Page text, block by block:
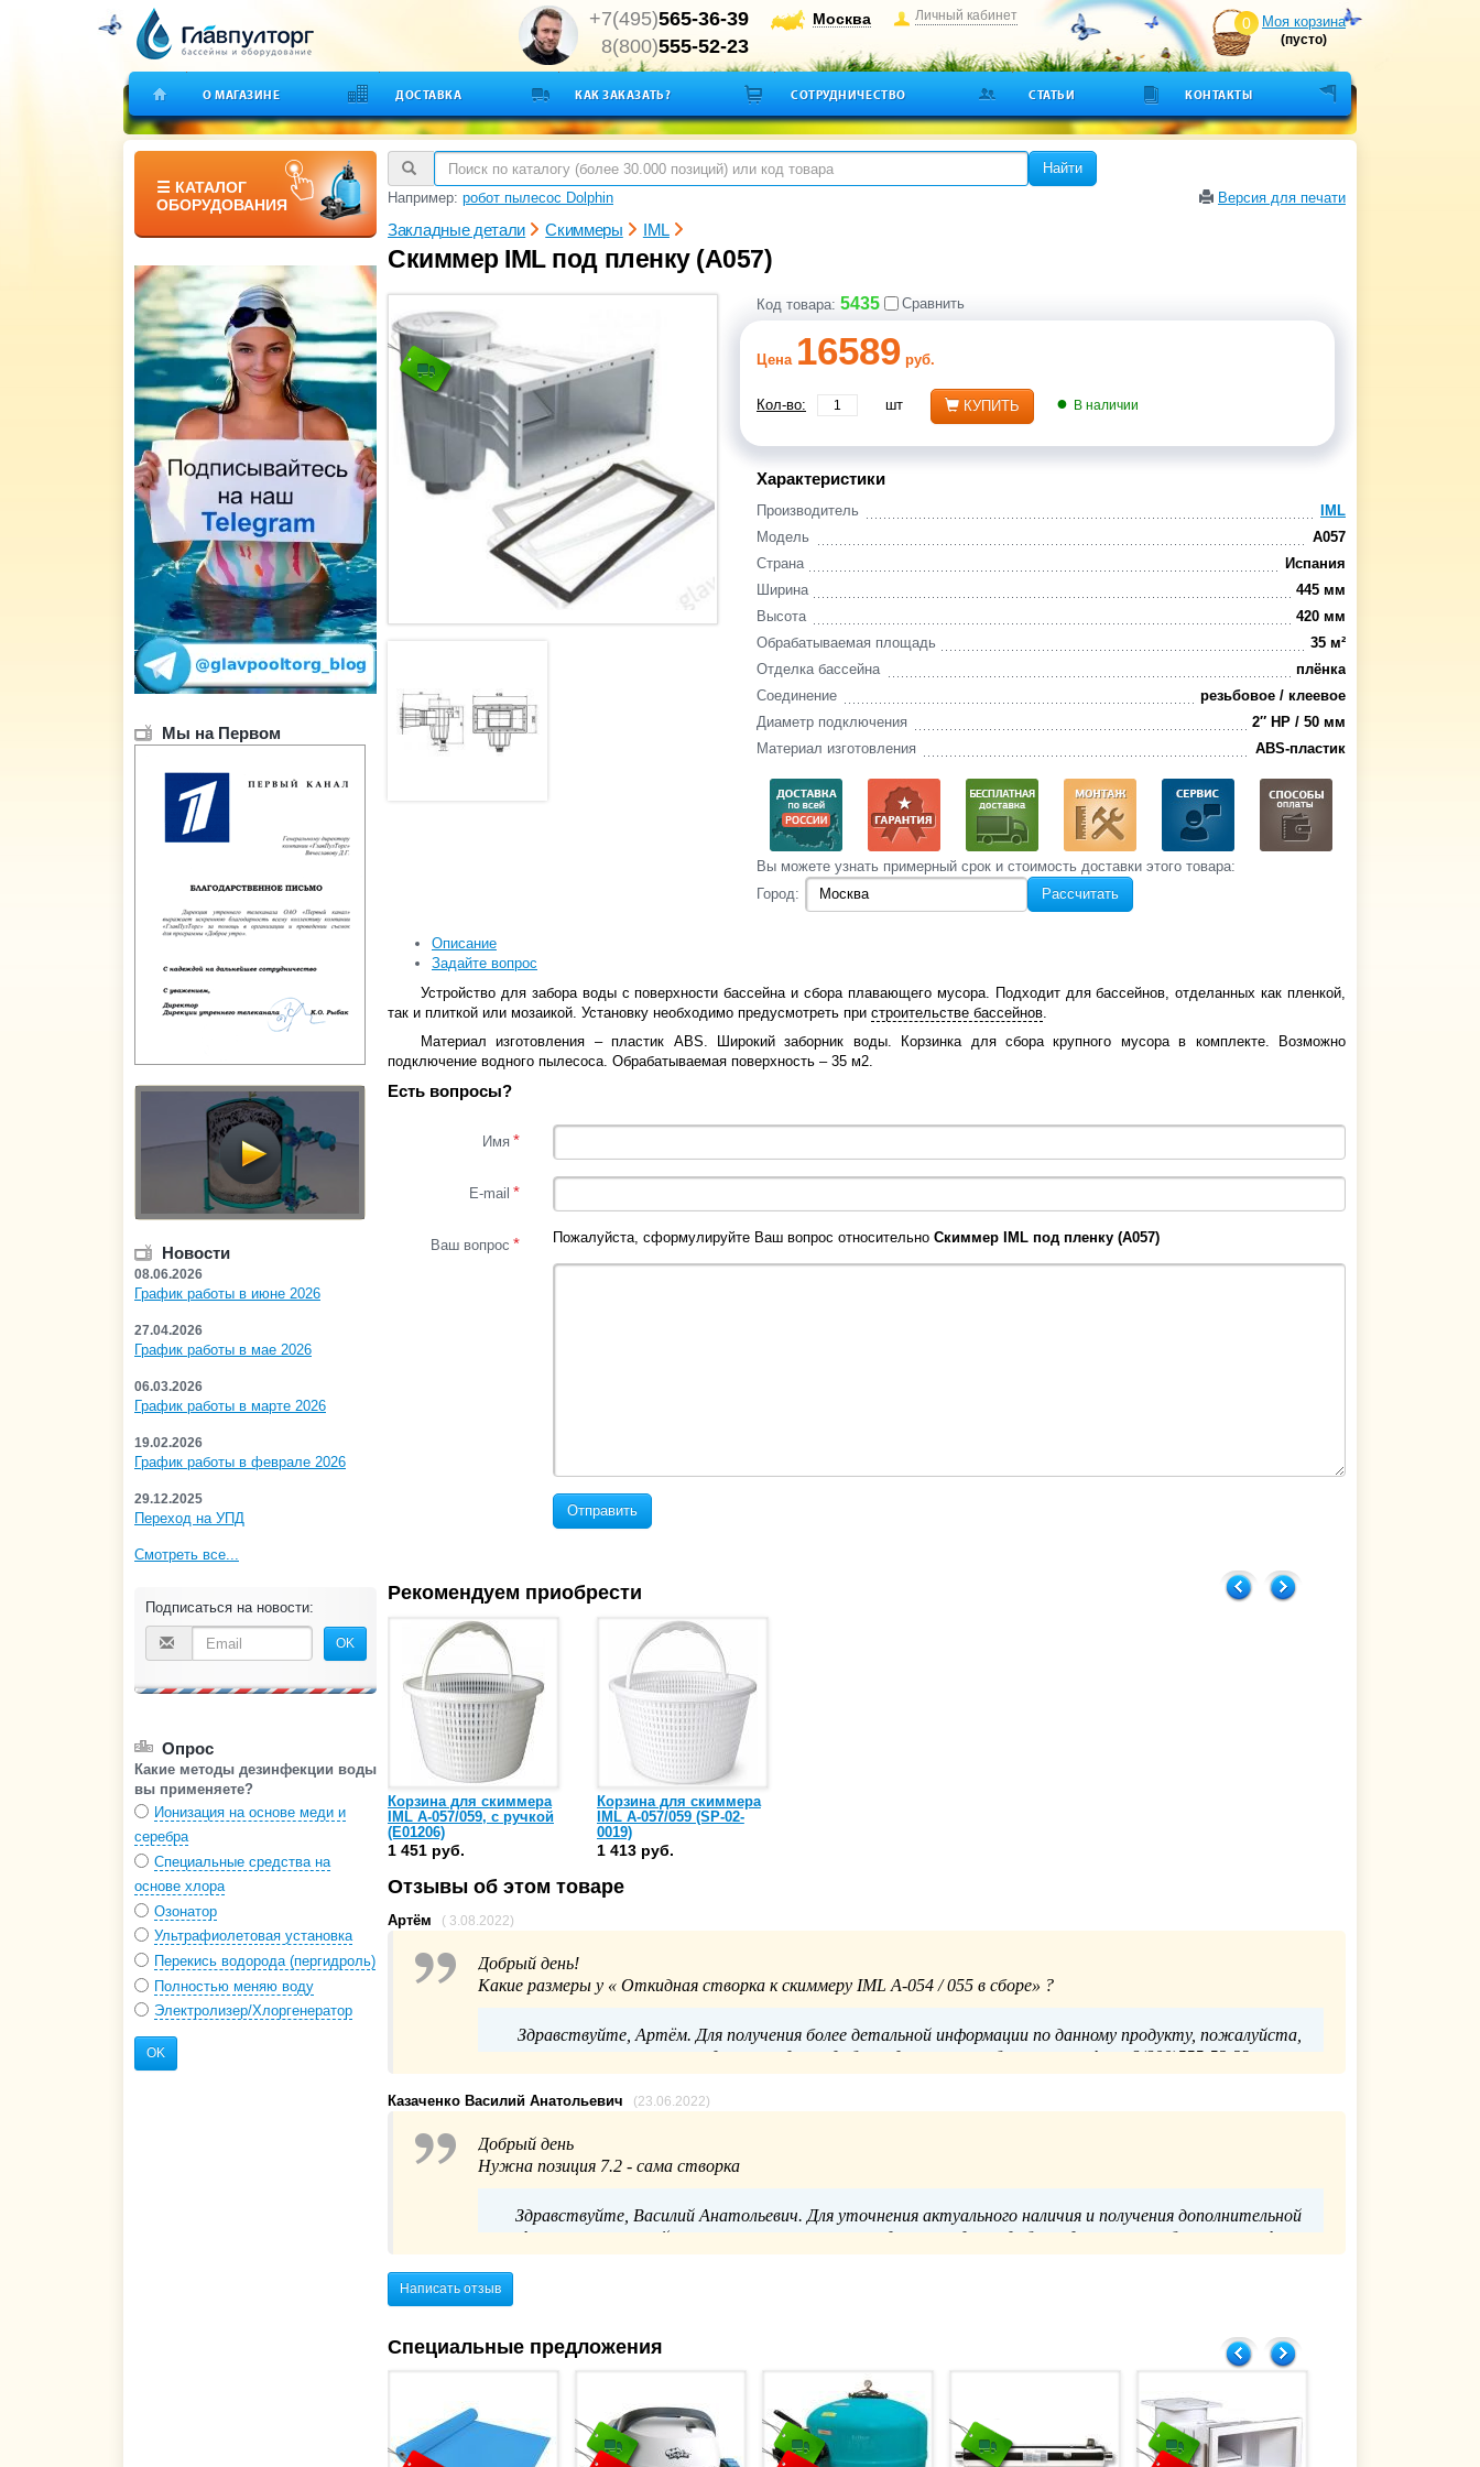
+7(495)565-36-39
8(800)555-52-23
Москва Личный кабинет 0 Моя корзина
(пусто)
О МАГАЗИНЕ ДОСТАВКА КАК ЗАКАЗАТЬ? СОТРУДНИЧЕСТВО СТАТЬИ КОНТАКТЫ
☰ КАТАЛОГ
ОБОРУДОВАНИЯ
Мы на Первом
Новости
08.06.2026
График работы в июне 2026
27.04.2026
График работы в мае 2026
06.03.2026
График работы в марте 2026
19.02.2026
График работы в феврале 2026
29.12.2025
Переход на УПД
Смотреть все...
Подписаться на новости:
OK
Опрос
Какие методы дезинфекции воды
вы применяете?
Ионизация на основе меди и
серебра
Специальные средства на
основе хлора
Озонатор
Ультрафиолетовая установка
Перекись водорода (пергидроль)
Полностью меняю воду
Электролизер/Хлоргенератор
OK
Найти
Например: робот пылесос Dolphin Версия для печати
Закладные детали Скиммеры IML
Скиммер IML под пленку (А057)
Код товара: 5435 Сравнить
Цена 16589 руб.
Кол-во: шт КУПИТЬ В наличии
Характеристики
IML
Производитель
А057
Модель
Испания
Страна
445 мм
Ширина
420 мм
Высота
35 м²
Обрабатываемая площадь
плёнка
Отделка бассейна
резьбовое / клеевое
Соединение
2″ НР / 50 мм
Диаметр подключения
ABS-пластик
Материал изготовления
Вы‌ можете‌ узнать‌ примерный срок и стоимость‌ доставки этого товара:
Город:
Рассчитать
Описание
Задайте вопрос
Устройство для забора воды с поверхности бассейна и сбора плавающего мусора. Подходит для бассейнов, отделанных как пленкой,
так и плиткой или мозаикой. Установку необходимо предусмотреть при строительстве бассейнов.
Материал изготовления – пластик ABS. Широкий заборник воды. Корзинка для сбора крупного мусора в комплекте. Возможно
подключение водного пылесоса. Обрабатываемая поверхность – 35 м2.
Есть вопросы?
Имя *
E-mail *
Ваш вопрос * Пожалуйста, сформулируйте Ваш вопрос относительно Скиммер IML под пленку (А057)
Отправить
Рекомендуем приобрести
Корзина для скиммера
IML A-057/059, с ручкой
(E01206)
1 451 руб.
Корзина для скиммера
IML A-057/059 (SP-02-
0019)
1 413 руб.
Отзывы об этом товаре
Артём ( 3.08.2022)
Добрый день!
Какие размеры у « Откидная створка к скиммеру IML A-054 / 055 в сборе» ?
Здравствуйте, Артём. Для получения более детальной информации по данному продукту, пожалуйста,
свяжитесь с нашим отделом продаж удобным для вас способом: по телефону 8(800)555-52-23 или по
электронной почте info@glavpooltorg.su.
Главпулторг
Казаченко Василий Анатольевич (23.06.2022)
Добрый день
Нужна позиция 7.2 - сама створка
Здравствуйте, Василий Анатольевич. Для уточнения актуального наличия и получения дополнительной
информации, пожалуйста, свяжитесь с нашим отделом продаж удобным для вас способом: по телефону
8(800)555-52-23 или по электронной почте info@glavpooltorg.su.
Написать отзыв
Специальные предложения